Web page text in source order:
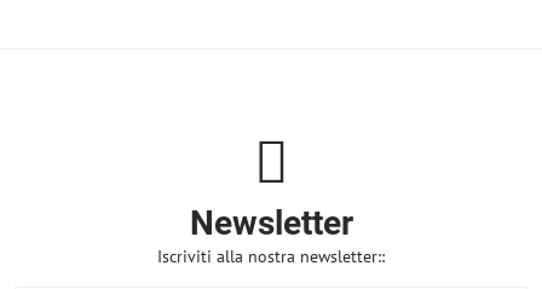
Newsletter
Iscriviti alla nostra newsletter::